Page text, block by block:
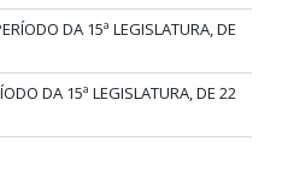
DA 15ª LEGISLATURA, DE
DA 15ª LEGISLATURA, DE 22